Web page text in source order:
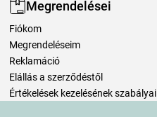
Megrendelései
Fiókom
Megrendeléseim
Reklamáció
Elállás a szerződéstől
Értékelések kezelésének szabályai